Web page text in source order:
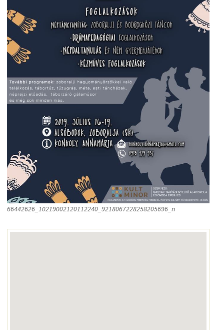
66442626_10219002120112240_9218067228258205696_n